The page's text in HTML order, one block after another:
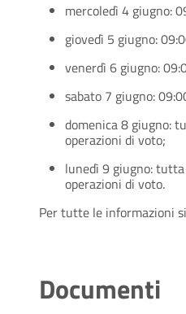
mercoledì 4 giugno:
giovedì 5 giugno:
venerdì 6 giugno:
sabato 7 giugno:
domenica 8 giugno:
operazioni di voto;
lunedì 9 giugno:
operazioni di voto.
Per tutte le informazioni
Documenti